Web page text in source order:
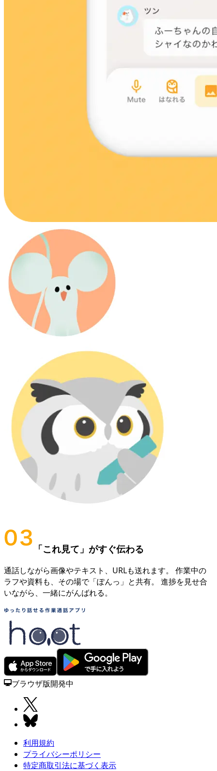
「これ見て」がすぐ伝わる
通話しながら画像やテキスト、URLも送れます。 作業中の
ラフや資料も、その場で「ぽんっ」と共有。 進捗を見せ合
いながら、一緒にがんばれる。
ブラウザ版開発中
利用規約
プライバシーポリシー
特定商取引法に基づく表示